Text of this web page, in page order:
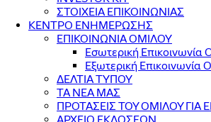
ΣΤΟΙΧΕΙΑ ΕΠΙΚΟΙΝΩΝΙΑΣ
ΚΕΝΤΡΟ ΕΝΗΜΕΡΩΣΗΣ
ΕΠΙΚΟΙΝΩΝΙΑ ΟΜΙΛΟΥ
Εσωτερική Επικοινωνία
Εξωτερική Επικοινωνία
ΔΕΛΤΙΑ ΤΥΠΟΥ
ΤΑ ΝΕΑ ΜΑΣ
ΠΡΟΤΑΣΕΙΣ ΤΟΥ ΟΜΙΛΟΥ ΓΙΑ